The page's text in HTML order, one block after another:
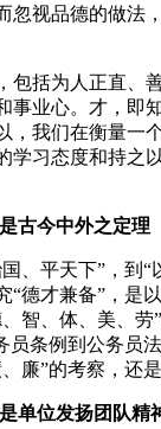
忽视品德的做法
包括为人正直、
事业心。才，即
，我们在衡量一
学习态度和持之
古今中外之定理
、平天下”，到
“德才兼备”，是
智、体、美、劳
员条例到公务员
廉”的考察，还是
单位发扬团队精